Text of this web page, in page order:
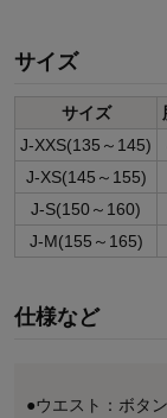
サイズ
サイズ
J-XXS(135～145)
J-XS(145～155)
J-S(150～160)
J-M(155～165)
仕様など
●ウエスト：ボタ